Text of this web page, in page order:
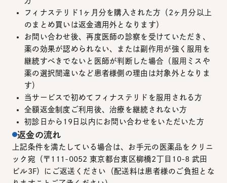
フィナステリド1ヶ月分を購入された方（2ヶ月分以上
のまとめ買いは返金適用外となります）
お問い合わせ後、再度医師の診察を受けていただき、
薬の効果が認められない、または副作用が強く服用を
継続すべきでないと医師が判断した場合（服用ミスや
薬の選択間違いなど患者様側の理由は対象外となりま
す）
当サービスで初めてフィナステリドを服用される方
全額返金制度ご利用後、治療を継続されない方
初診日から19日以内にお問い合わせをいただいた方
返金の流れ
上記条件を満たしている場合は、お手元の医薬品をクリニ
ック宛（〒111-0052 東京都台東区柳橋2丁目10-8 武田
ビル3F）にご返送ください（配送料は患者様のご負担とな